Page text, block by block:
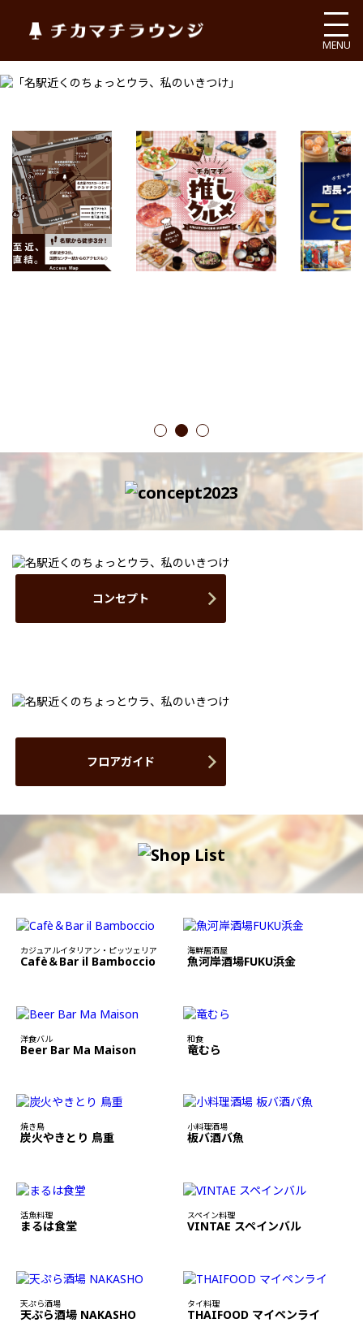
チカマチラウンジ
MENU
1 2 3
コンセプト
フロアガイド
カジュアルイタリアン・ピッツェリア
Cafè＆Bar il Bamboccio
海鮮居酒屋
魚河岸酒場FUKU浜金
洋食バル
Beer Bar Ma Maison
和食
竜むら
焼き鳥
炭火やきとり 鳥重
小料理酒場
板バ酒バ魚
活魚料理
まるは食堂
スペイン料理
VINTAE スペインバル
天ぷら酒場
天ぷら酒場 NAKASHO
タイ料理
THAIFOOD マイペンライ